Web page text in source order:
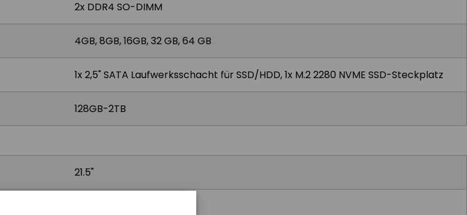
2x DDR4 SO-DIMM
4GB, 8GB, 16GB, 32 GB, 64 GB
1x 2,5" SATA Laufwerksschacht für SSD/HDD, 1x M.2 2280 NVME SSD-Steckplatz
128GB-2TB
21.5"